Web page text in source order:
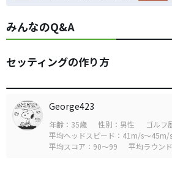
みんなのQ&A
セッティングの作り方
George423
年齢：35歳 性別：男性
ゴルフ
平均ヘッドスピード：41m/s～45m/s
平均スコア：90～99
平均ラウン